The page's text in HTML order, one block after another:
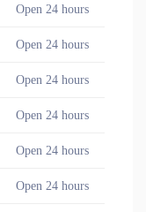
Open 24 hours
Open 24 hours
Open 24 hours
Open 24 hours
Open 24 hours
Open 24 hours